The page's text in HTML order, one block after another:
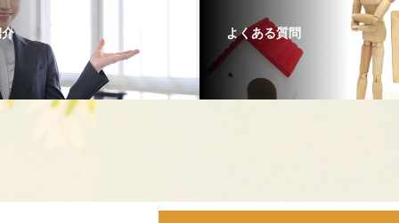
よくある質問